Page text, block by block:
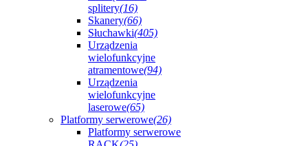
splitery(16)
Skanery(66)
Słuchawki(405)
Urządzenia
wielofunkcyjne
atramentowe(94)
Urządzenia
wielofunkcyjne
laserowe(65)
Platformy serwerowe(26)
Platformy serwerowe